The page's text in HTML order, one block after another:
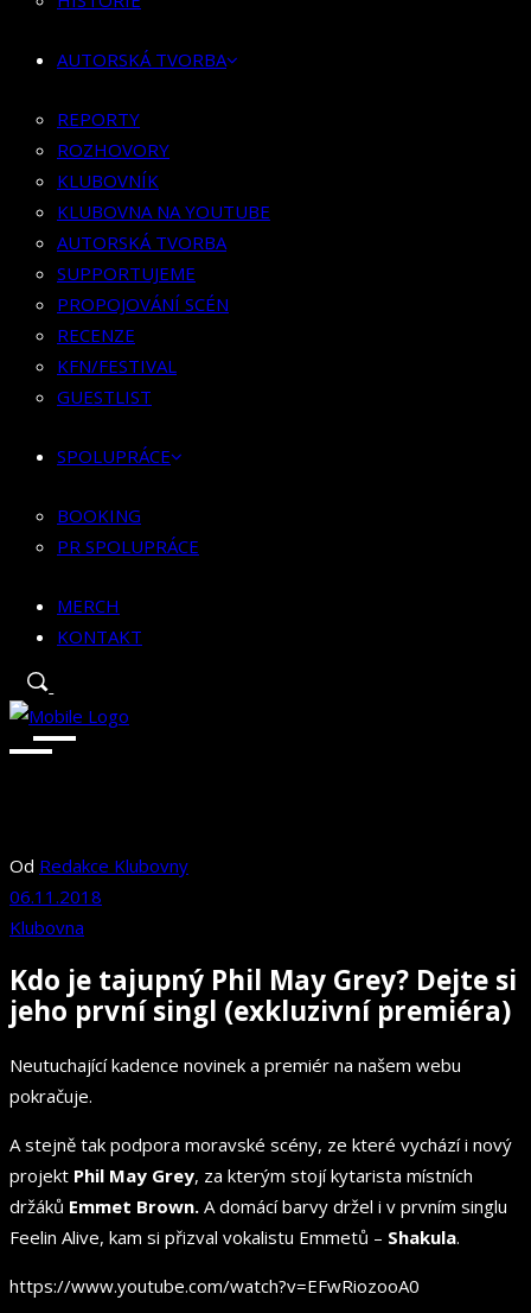
KLUBOVNA NA YOUTUBE
SUPPORTUJEME
PROPOJOVÁNÍ SCÉN
RECENZE
KFN/FESTIVAL
GUESTLIST
SPOLUPRÁCE
BOOKING
PR SPOLUPRÁCE
MERCH
AUTORSKÁ TVORBA
REPORTY
ROZHOVORY
KLUBOVNÍK
KLUBOVNA NA YOUTUBE
AUTORSKÁ TVORBA
SUPPORTUJEME
PROPOJOVÁNÍ SCÉN
RECENZE
KFN/FESTIVAL
GUESTLIST
SPOLUPRÁCE
BOOKING
PR SPOLUPRÁCE
MERCH
KONTAKT
Od Redakce Klubovny
06.11.2018
Klubovna
Kdo je tajupný Phil May Grey? Dejte si
jeho první singl (exkluzivní premiéra)
Neutuchající kadence novinek a premiér na našem webu
pokračuje.
A stejně tak podpora moravské scény, ze které vychází i nový
projekt Phil May Grey, za kterým stojí kytarista místních
držáků Emmet Brown. A domácí barvy držel i v prvním singlu
Feelin Alive, kam si přizval vokalistu Emmetů – Shakula.
https://www.youtube.com/watch?v=EFwRiozooA0